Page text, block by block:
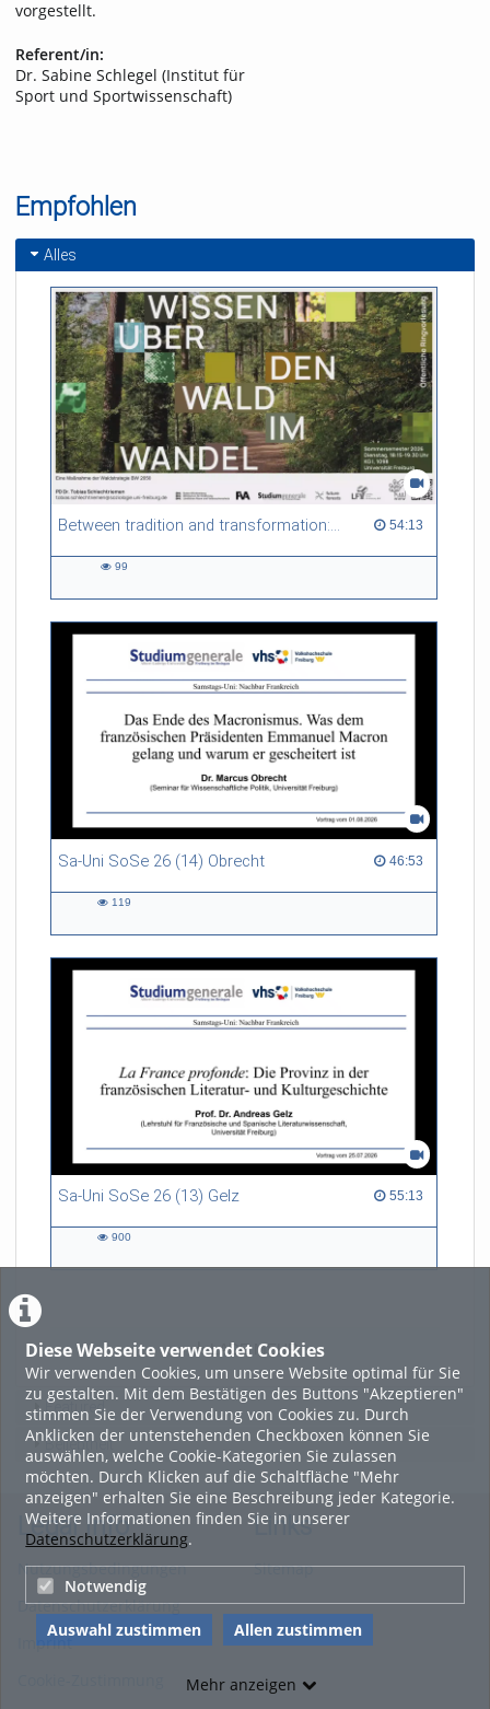
Diese Webseite verwendet Cookies
Wir verwenden Cookies, um unsere Website optimal für Sie
zu gestalten. Mit dem Bestätigen des Buttons "Akzeptieren"
stimmen Sie der Verwendung von Cookies zu. Durch
Anklicken der untenstehenden Checkboxen können Sie
auswählen, welche Cookie-Kategorien Sie zulassen
möchten. Durch Klicken auf die Schaltfläche "Mehr
anzeigen" erhalten Sie eine Beschreibung jeder Kategorie.
Weitere Informationen finden Sie in unserer
Datenschutzerklärung.
Notwendig
Auswahl zustimmen Allen zustimmen
Mehr anzeigen
vorgestellt.
Referent/in:
Dr. Sabine Schlegel (Institut für
Sport und Sportwissenschaft)
Empfohlen
Alles
Between tradition and transformation: how owners, advisers and institutions co-create knowledge for resilient forests in Europe 54:13
54:13 duration
99
Sa-Uni SoSe 26 (14) Obrecht 46:53
46:53 duration
119
Sa-Uni SoSe 26 (13) Gelz 55:13
55:13 duration
900
LADE MEHR
Featured
Beliebtheit
Legal Info
Nutzungsbedingungen
Datenschutzerklärung
Imprint
Links
Sitemap